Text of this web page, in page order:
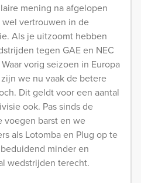
mening na afgelopen
vertrouwen in de
Als je uitzoomt hebben
tegen GAE en NEC
vorig seizoen in Europa
we nu vaak de betere
Dit geldt voor een aantal
ook. Pas sinds de
barst en we
als Lotomba en Plug op te
minder en
wedstrijden terecht.